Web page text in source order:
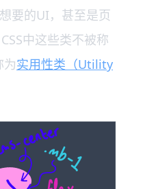
要的UI，甚至是页
中这些类不被称
实用性类（Utility